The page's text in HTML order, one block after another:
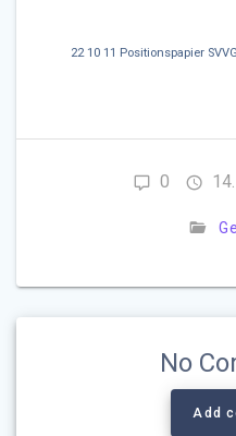
22 10 11 Positionspapier
0
No
Add